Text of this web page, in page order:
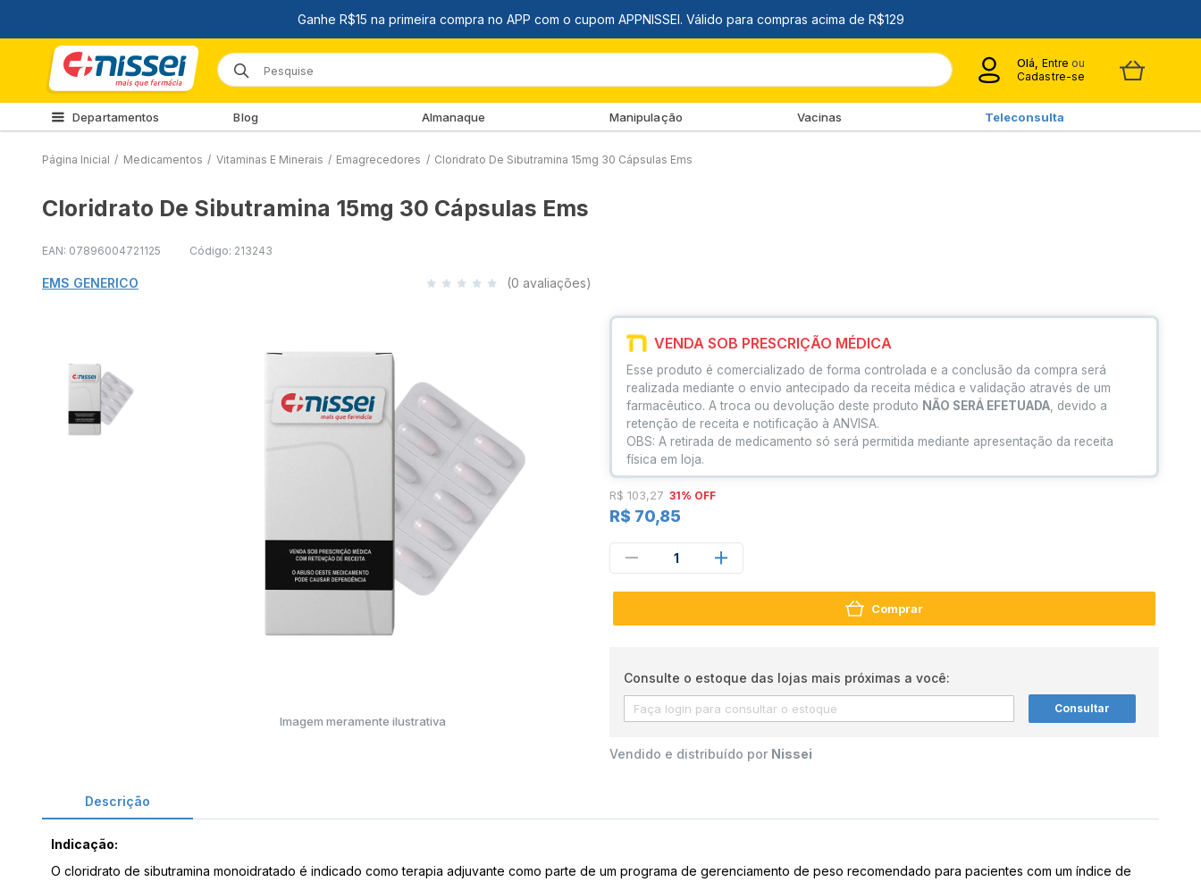
Olá, Entre ou
Cadastre-se
Departamentos Blog Almanaque Manipulação Vacinas Teleconsulta
Página Inicial / Medicamentos / Vitaminas E Minerais / Emagrecedores / Cloridrato De Sibutramina 15mg 30 Cápsulas Ems
Cloridrato De Sibutramina 15mg 30 Cápsulas Ems
EAN: 07896004721125 Código: 213243
EMS GENERICO (0 avaliações)
Imagem meramente ilustrativa
VENDA SOB PRESCRIÇÃO MÉDICA
Esse produto é comercializado de forma controlada e a conclusão da compra será
realizada mediante o envio antecipado da receita médica e validação através de um
farmacêutico. A troca ou devolução deste produto NÃO SERÁ EFETUADA , devido a
retenção de receita e notificação à ANVISA.
OBS: A retirada de medicamento só será permitida mediante apresentação da receita
física em loja.
R$ 103,27 31% OFF
R$ 70,85
1
Comprar
Consulte o estoque das lojas mais próximas a você:
Consultar
Vendido e distribuído por Nissei
Descrição
Indicação:
O cloridrato de sibutramina monoidratado é indicado como terapia adjuvante como parte de um programa de gerenciamento de peso recomendado para pacientes com um índice de